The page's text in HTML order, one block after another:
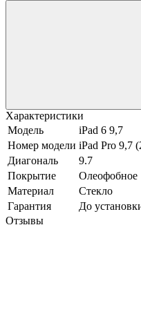
Характеристики
Модель
iPad 6 9,7
Номер модели iPad Pro 9,7
Диагональ
9.7
Покрытие
Олеофобное
Материал
Стекло
Гарантия
До
Отзывы